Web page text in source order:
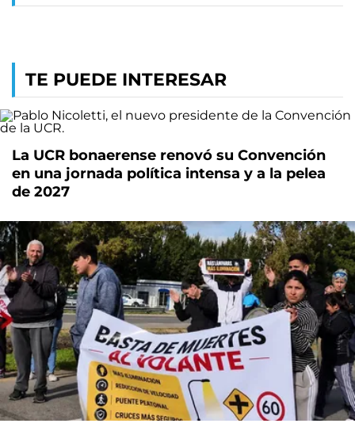
TE PUEDE INTERESAR
La UCR bonaerense renovó su Convención
en una jornada política intensa y a la pelea
de 2027